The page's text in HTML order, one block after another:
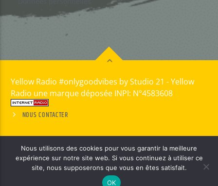
Yellow Radio #onlygoodvibes by Studio 21 - Yellow
Radio une marque déposée INPI: N°4583608
NOUS CONTACTER
Nous utilisons des cookies pour vous garantir la meilleure
expérience sur notre site web. Si vous continuez à utiliser ce
site, nous supposerons que vous en êtes satisfait.
OK